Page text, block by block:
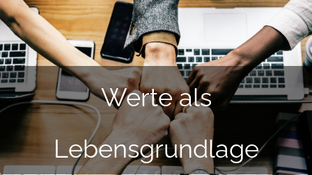
Werte als
Lebensgrundlage